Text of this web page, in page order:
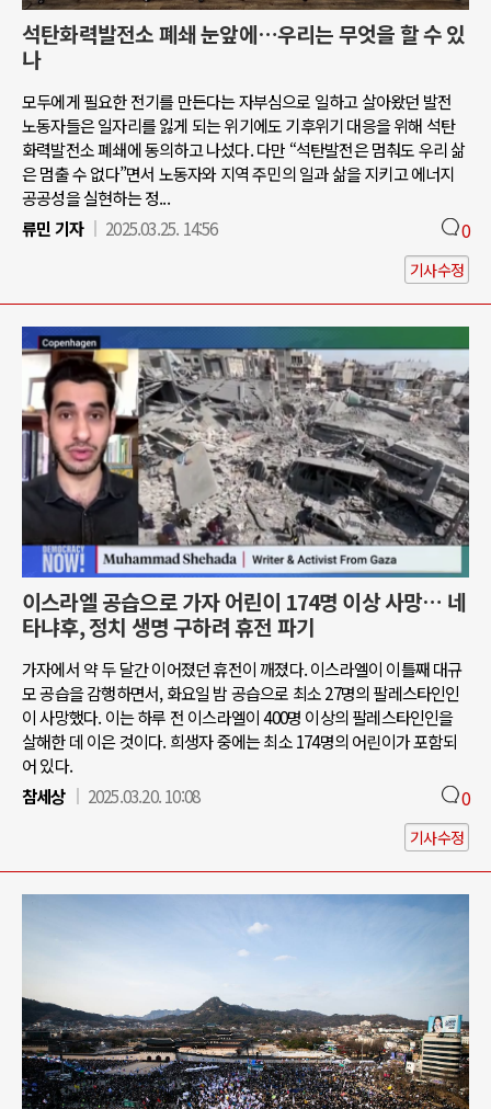
석탄화력발전소 폐쇄 눈앞에…우리는 무엇을 할 수 있
나
모두에게 필요한 전기를 만든다는 자부심으로 일하고 살아왔던 발전
노동자들은 일자리를 잃게 되는 위기에도 기후위기 대응을 위해 석탄
화력발전소 폐쇄에 동의하고 나섰다. 다만 “석탄발전은 멈춰도 우리 삶
은 멈출 수 없다”면서 노동자와 지역 주민의 일과 삶을 지키고 에너지
공공성을 실현하는 정...
류민 기자
2025.03.25. 14:56 0
기사수정
이스라엘 공습으로 가자 어린이 174명 이상 사망… 네
타냐후, 정치 생명 구하려 휴전 파기
가자에서 약 두 달간 이어졌던 휴전이 깨졌다. 이스라엘이 이틀째 대규
모 공습을 감행하면서, 화요일 밤 공습으로 최소 27명의 팔레스타인인
이 사망했다. 이는 하루 전 이스라엘이 400명 이상의 팔레스타인인을
살해한 데 이은 것이다. 희생자 중에는 최소 174명의 어린이가 포함되
어 있다.
참세상
2025.03.20. 10:08 0
기사수정